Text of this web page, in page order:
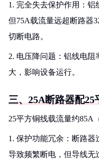
1. 完全失去保护作用：铝
但75A载流量远超断路器
切断电路。
2. 电压降问题：铝线电
大，影响设备运行。
三、25A断路器配25
25平方铜线载流量约85A
1. 保护功能冗余：断路器
导致频繁断电，但导线无